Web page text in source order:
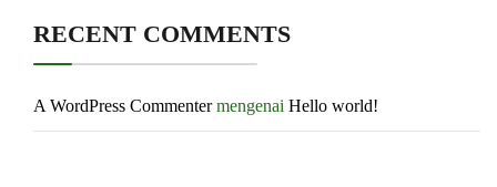
RECENT COMMENTS
A WordPress Commentermengenai Hello world!